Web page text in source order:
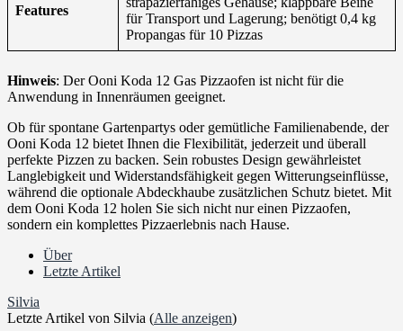
Features
für Transport und Lagerung; benötigt 0,4 kg
Propangas für 10 Pizzas
Hinweis: Der Ooni Koda 12 Gas Pizzaofen ist nicht für die
Anwendung in Innenräumen geeignet.
Ob für spontane Gartenpartys oder gemütliche Familienabende, der
Ooni Koda 12 bietet Ihnen die Flexibilität, jederzeit und überall
perfekte Pizzen zu backen. Sein robustes Design gewährleistet
Langlebigkeit und Widerstandsfähigkeit gegen Witterungseinflüsse,
während die optionale Abdeckhaube zusätzlichen Schutz bietet. Mit
dem Ooni Koda 12 holen Sie sich nicht nur einen Pizzaofen,
sondern ein komplettes Pizzaerlebnis nach Hause.
Über
Letzte Artikel
Silvia
Letzte Artikel von Silvia (Alle anzeigen)